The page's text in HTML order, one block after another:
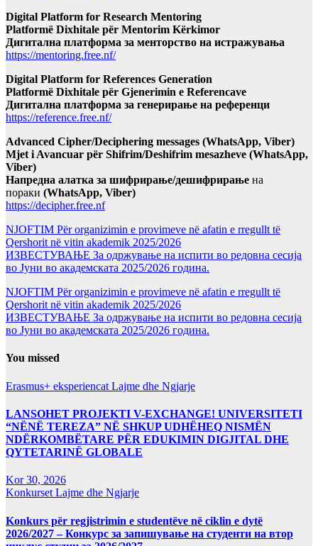
Digital Platform for Research Mentoring
Platformë Dixhitale për Mentorim Kërkimor
Дигитална платформа за менторство на истражувања
https://mentoring.free.nf/
Digital Platform for References Generation
Platformë Dixhitale për Gjenerimin e Referencave
Дигитална платформа за генерирање на референци
https://reference.free.nf/
Advanced Cipher/Deciphering messages (WhatsApp, Viber)
Mjet i Avancuar për Shifrim/Deshifrim mesazheve (WhatsApp,
Viber)
Напредна алатка за шифрирање/дешифрирање на
пораки (WhatsApp, Viber)
https://decipher.free.nf
NJOFTIM Për organizimin e provimeve në afatin e rregullt të
Qershorit në vitin akademik 2025/2026
ИЗВЕСТУВАЊЕ За одржување на испити во редовна сесија
во Јуни во академската 2025/2026 година.
NJOFTIM Për organizimin e provimeve në afatin e rregullt të
Qershorit në vitin akademik 2025/2026
ИЗВЕСТУВАЊЕ За одржување на испити во редовна сесија
во Јуни во академската 2025/2026 година.
You missed
Erasmus+ eksperiencat Lajme dhe Ngjarje
LANSOHET PROJEKTI V-EXCHANGE! UNIVERSITETI
“NËNË TEREZA” NË SHKUP UDHËHEQ NISMËN
NDËRKOMBËTARE PËR EDUKIMIN DIGJITAL DHE
QYTETARINË GLOBALE
Kor 30, 2026
Konkurset Lajme dhe Ngjarje
Konkurs për regjistrimin e studentëve në ciklin e dytë
2026/2027 – Конкурс за запишување на студенти на втор